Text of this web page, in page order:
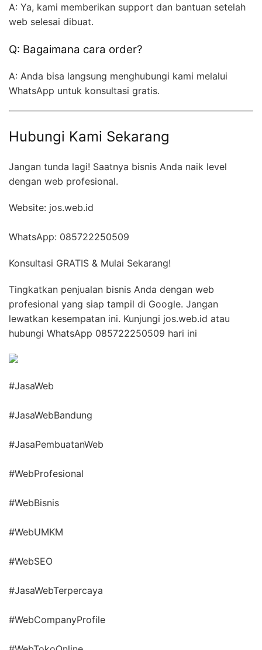
A: Ya, kami memberikan support dan bantuan setelah
web selesai dibuat.
Q: Bagaimana cara order?
A: Anda bisa langsung menghubungi kami melalui
WhatsApp untuk konsultasi gratis.
Hubungi Kami Sekarang
Jangan tunda lagi! Saatnya bisnis Anda naik level
dengan web profesional.
Website: jos.web.id
WhatsApp: 085722250509
Konsultasi GRATIS & Mulai Sekarang!
Tingkatkan penjualan bisnis Anda dengan web
profesional yang siap tampil di Google. Jangan
lewatkan kesempatan ini. Kunjungi jos.web.id atau
hubungi WhatsApp 085722250509 hari ini
#JasaWeb
#JasaWebBandung
#JasaPembuatanWeb
#WebProfesional
#WebBisnis
#WebUMKM
#WebSEO
#JasaWebTerpercaya
#WebCompanyProfile